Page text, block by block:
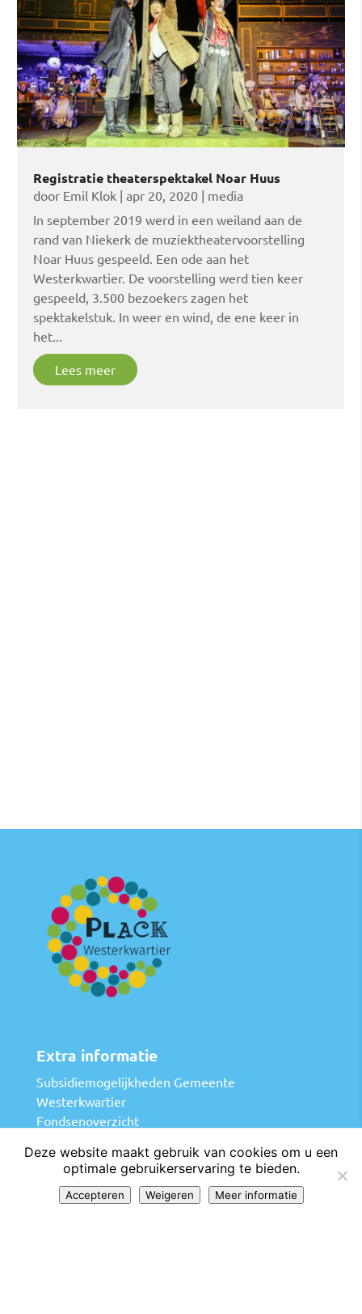
Registratie theaterspektakel Noar Huus
door Emil Klok |apr 20, 2020 | media
In september 2019 werd in een weiland aan de
rand van Niekerk de muziektheatervoorstelling
Noar Huus gespeeld. Een ode aan het
Westerkwartier. De voorstelling werd tien keer
gespeeld, 3.500 bezoekers zagen het
spektakelstuk. In weer en wind, de ene keer in
het...
Lees meer
Extra informatie
Subsidiemogelijkheden Gemeente
Westerkwartier
Fondsenoverzicht
Vergunningen
Deze website maakt gebruik van cookies om u een
optimale gebruikerservaring te bieden.
Accepteren Weigeren Meer informatie